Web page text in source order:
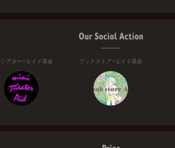
Our Social Action
アター・エイド基金 ブックストア・エイド基金